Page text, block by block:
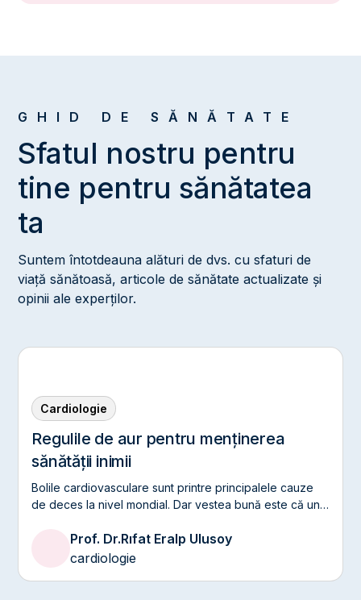
GHID DE SĂNĂTATE
Sfatul nostru pentru
tine pentru sănătatea
ta
Suntem întotdeauna alături de dvs. cu sfaturi de
viață sănătoasă, articole de sănătate actualizate și
opinii ale experților.
Cardiologie
Regulile de aur pentru menținerea
sănătății inimii
Bolile cardiovasculare sunt printre principalele cauze
de deces la nivel mondial. Dar vestea bună este că un
corecte ale stilului de viață.
Prof. Dr.Rıfat Eralp Ulusoy
cardiologie